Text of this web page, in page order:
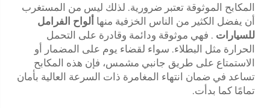
المكابح الموثوقة تعتبر ضرورية. لذلك ليس من المستغرب
أن يفضل الكثير من الناس الخزفية منها ألواح الفرامل
للسيارات . فهي موثوقة ودائمة وقادرة على التحمل
الحرارة مثل البطلاء. سواء لقضاء يوم على المضمار أو
الاستمتاع على طريق جانبي مشمس، فإن هذه المكابح
تساعد في ضمان انتهاء المغامرة ذات السرعة العالية بأمان
تمامًا كما بدأت.